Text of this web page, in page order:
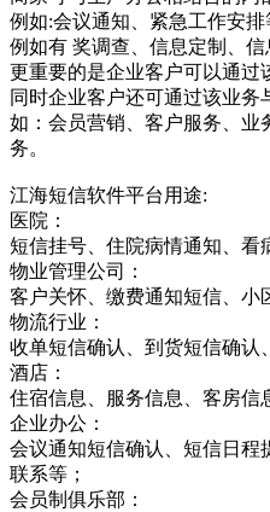
例如:会议通知、紧急工作安排
例如有 奖调查、信息定制、信
更重要的是企业客户可以通过
同时企业客户还可通过该业务
如：会员营销、客户服务、业
务。
江海短信软件平台用途:
医院：
短信挂号、住院病情通知、看
物业管理公司：
客户关怀、缴费通知短信、小
物流行业：
收单短信确认、到货短信确认
酒店：
住宿信息、服务信息、客房信
企业办公：
会议通知短信确认、短信日程
联系等；
会员制俱乐部：